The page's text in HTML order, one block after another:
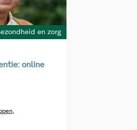
en zorg
online